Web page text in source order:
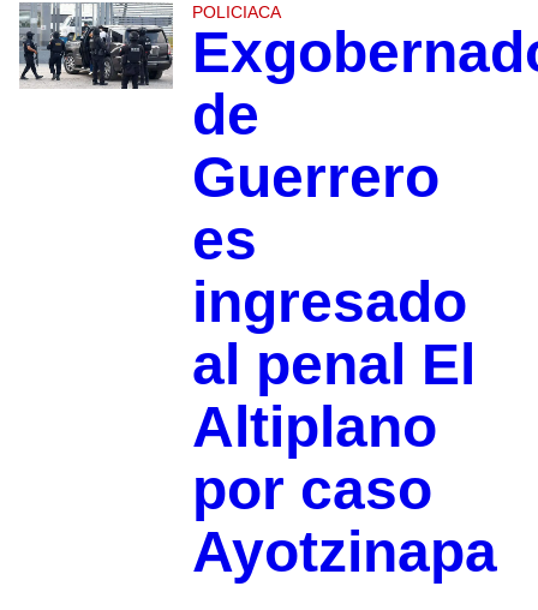
POLICIACA
de
Guerrero
es
ingresado
al penal El
Altiplano
por caso
Ayotzinapa